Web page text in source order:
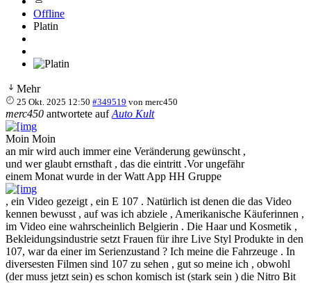
Offline
Platin
Mehr
25 Okt. 2025 12:50 #349519 vonmerc450
merc450 antwortete aufAuto Kult
Moin Moin
an mir wird auch immer eine Veränderung gewünscht ,
und wer glaubt ernsthaft , das die eintritt .Vor ungefähr
einem Monat wurde in der Watt App HH Gruppe
, ein Video gezeigt , ein E 107 . Natürlich ist denen die das Video
kennen bewusst , auf was ich abziele , Amerikanische Käuferinnen ,
im Video eine wahrscheinlich Belgierin . Die Haar und Kosmetik ,
Bekleidungsindustrie setzt Frauen für ihre Live Styl Produkte in den
107, war da einer im Serienzustand ? Ich meine die Fahrzeuge . In
diversesten Filmen sind 107 zu sehen , gut so meine ich , obwohl
(der muss jetzt sein) es schon komisch ist (stark sein ) die Nitro Bit